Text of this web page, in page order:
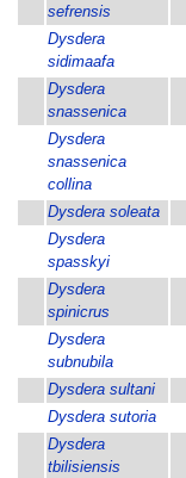
sefrensis
Dysdera
sidimaafa
Dysdera
snassenica
Dysdera
snassenica
collina
Dysdera soleata
Dysdera
spasskyi
Dysdera
spinicrus
Dysdera
subnubila
Dysdera sultani
Dysdera sutoria
Dysdera
tbilisiensis